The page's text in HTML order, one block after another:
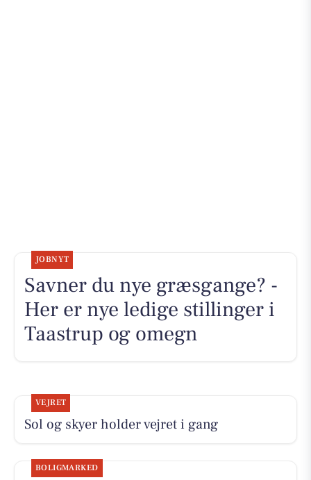
JOBNYT
Savner du nye græsgange? -
Her er nye ledige stillinger i
Taastrup og omegn
VEJRET
Sol og skyer holder vejret i gang
BOLIGMARKED